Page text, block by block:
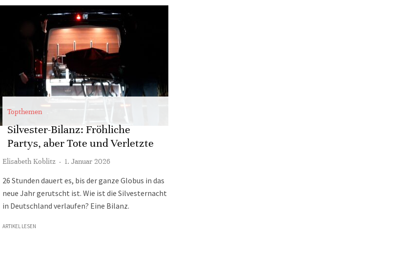
Topthemen
Silvester-Bilanz: Fröhliche
Partys, aber Tote und Verletzte
Elisabeth Koblitz · 1. Januar 2026
26 Stunden dauert es, bis der ganze Globus in das
neue Jahr gerutscht ist. Wie ist die Silvesternacht
in Deutschland verlaufen? Eine Bilanz.
ARTIKEL LESEN